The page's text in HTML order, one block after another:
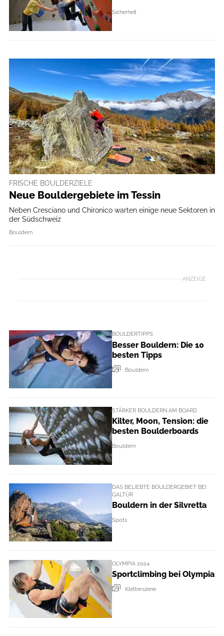
Sicherheit
FRISCHE BOULDERZIELE
Neue Bouldergebiete im Tessin
Neben Cresciano und Chironico warten einige neue Sektoren in
der Südschweiz
Bouldern
ANZEIGE
BOULDERTIPPS
Besser Bouldern: Die 10
besten Tipps
Bouldern
STÄRKER BOULDERN AM BOARD
Kilter, Moon, Tension: die
besten Boulderboards
Bouldern
DAS BELIEBTE BOULDERGEBIET BEI
GALTÜR
Bouldern in der Silvretta
Spots
OLYMPIA 2024
Sportclimbing bei Olympia
Kletterszene